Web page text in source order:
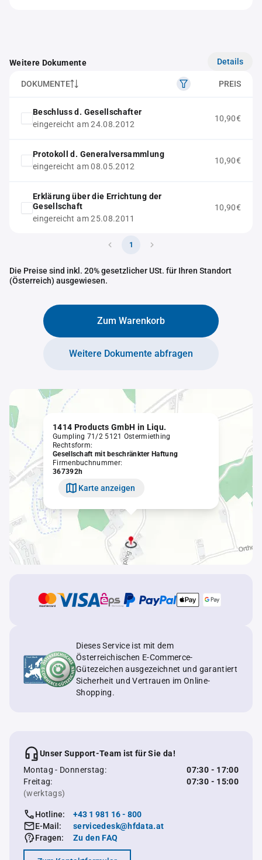
Weitere Dokumente Details
DOKUMENTE PREIS
Beschluss d. Gesellschafter
eingereicht am 24.08.2012
10,90€
Protokoll d. Generalversammlung
eingereicht am 08.05.2012
10,90€
Erklärung über die Errichtung der
Gesellschaft
eingereicht am 25.08.2011
10,90€
1
Die Preise sind inkl. 20% gesetzlicher USt. für Ihren Standort
(Österreich) ausgewiesen.
Zum Warenkorb
Weitere Dokumente abfragen
1414 Products GmbH in Liqu.
Gumpling 71/2 5121 Ostermiething
Rechtsform:
Gesellschaft mit beschränkter Haftung
Firmenbuchnummer:
367392h
Karte anzeigen
Dieses Service ist mit dem
Österreichischen E-Commerce-
Gütezeichen ausgezeichnet und garantiert
Sicherheit und Vertrauen im Online-
Shopping.
Unser Support-Team ist für Sie da!
Montag - Donnerstag:
07:30 - 17:00
Freitag:
07:30 - 15:00
(werktags)
Hotline:
+43 1 981 16 - 800
E-Mail:
servicedesk@hfdata.at
Fragen:
Zu den FAQ